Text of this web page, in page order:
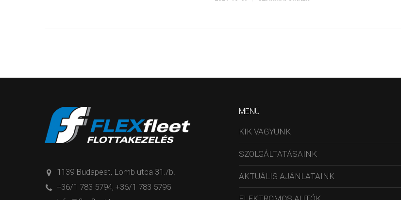
1139 Budapest, Lomb utca 31./b.
+36/1 783 5794, +36/1 783 5795
MENÜ
KIK VAGYUNK
SZOLGÁLTATÁSAINK
AKTUÁLIS AJÁNLATAINK